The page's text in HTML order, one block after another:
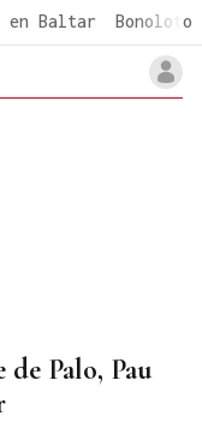
en Baltar Bonoloto
Palo, Pau